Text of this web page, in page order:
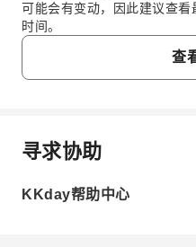
可能会有变动，因此建议查
时间。
4. 体验7 STARS韩江夜游
能看到龙火表演和城市灯
常从晚上7点开始）游览，将
5. 在7 STARS韩江夜游中
游客在7 STARS韩江夜游中
查
常问问题
1. 岘港的7 STARS韩
寻求协助
KKday帮助中心